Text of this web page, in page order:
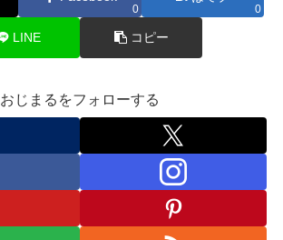
0 0
LINE コピー
おじまるをフォローする